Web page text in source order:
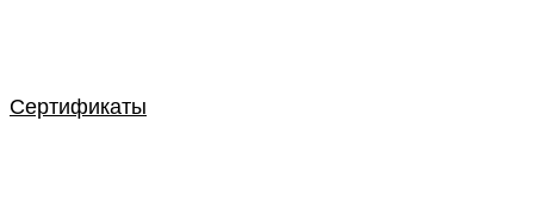
Сертификаты